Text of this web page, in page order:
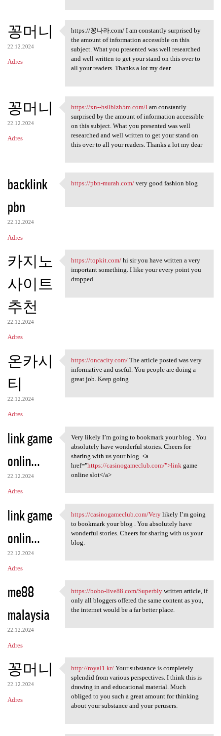
a
r
z
꽁머니
22.12.2024
Adres
https://꽁나라.com/ I am
https://꽁나라.com/ I am constantly surprised by
the amount of information accessible on this
subject. What you presented was well researched
and well written to get your stand on this over to
all your readers. Thanks a lot my dear
꽁머니
22.12.2024
Adres
https://xn--hs0blzh5m.com/I
https://xn--hs0blzh5m.com/Iam constantly
surprised by the amount of information accessible
on this subject. What you presented was well
researched and well written to get your stand on
this over to all your readers. Thanks a lot my dear
backlink
pbn
22.12.2024
Adres
https://pbn-murah.com/ very
https://pbn-murah.com/very good fashion blog
카지노
사이트
추천
22.12.2024
Adres
https://topkit.com/ hi sir
https://topkit.com/hi sir you have written a very
important something. I like your every point you
dropped
온카시
티
22.12.2024
Adres
https://oncacity.com/ The
https://oncacity.com/The article posted was very
informative and useful. You people are doing a
great job. Keep going
link game
onlin...
22.12.2024
Adres
Very likely I’m going to
Very likely I’m going to bookmark your blog . You
absolutely have wonderful stories. Cheers for
sharing with us your blog. <a
href="https://casinogameclub.com/">link game
online slot</a>
link game
onlin...
22.12.2024
Adres
https://casinogameclub.com
https://casinogameclub.com/Verylikely I’m going
to bookmark your blog . You absolutely have
wonderful stories. Cheers for sharing with us your
blog.
me88
malaysia
22.12.2024
Adres
https://bobo-live88.com
https://bobo-live88.com/Superblywritten article, if
only all bloggers offered the same content as you,
the internet would be a far better place.
꽁머니
22.12.2024
Adres
http://royal1.kr/ Your
http://royal1.kr/Your substance is completely
splendid from various perspectives. I think this is
drawing in and educational material. Much
obliged to you such a great amount for thinking
about your substance and your perusers.